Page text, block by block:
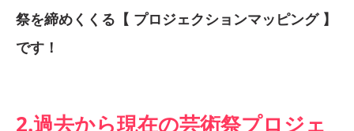
祭を締めくくる【 プロジェクションマッピング 】
です！
2.過去から現在の芸術祭プロジェ